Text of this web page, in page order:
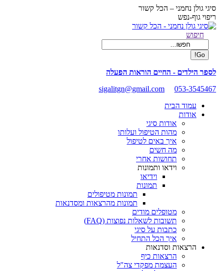
Skip
to
content
סיגי גולן נחמני – הכל קשור
ריפוי גוף-נפש
Facebook
opens
new
window
Search:
חיפוש
לספר הילדים - החיים הוראות הפעלה
sigalitgn@gmail.com
053-3545467
עמוד הבית
אודות
אודות סיגי
מהות הטיפול ועלותו
איך באים לטיפול
מה חשים
תחושות אחרי
וידאו ותמונות
וידיאו
תמונות
תמונות מטיפולים
תמונות מהרצאות ומסדנאות
מטופלים מודים
תשובות לשאלות נפוצות (FAQ)
כתבות על סיגי
איך הכל התחיל
הרצאות וסדנאות
הרצאות כיף
העצמת מפקדי צה"ל